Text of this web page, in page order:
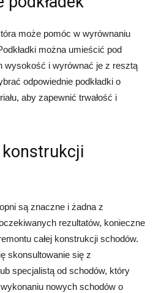
może pomóc w wyrównaniu
można umieścić pod
wysokość i wyrównać je z resztą
odpowiednie podkładki o
aby zapewnić trwałość i
konstrukcji
są znaczne i żadna z
rezultatów, konieczne
całej konstrukcji schodów.
skonsultowanie się z
specjalistą od schodów, który
nowych schodów o